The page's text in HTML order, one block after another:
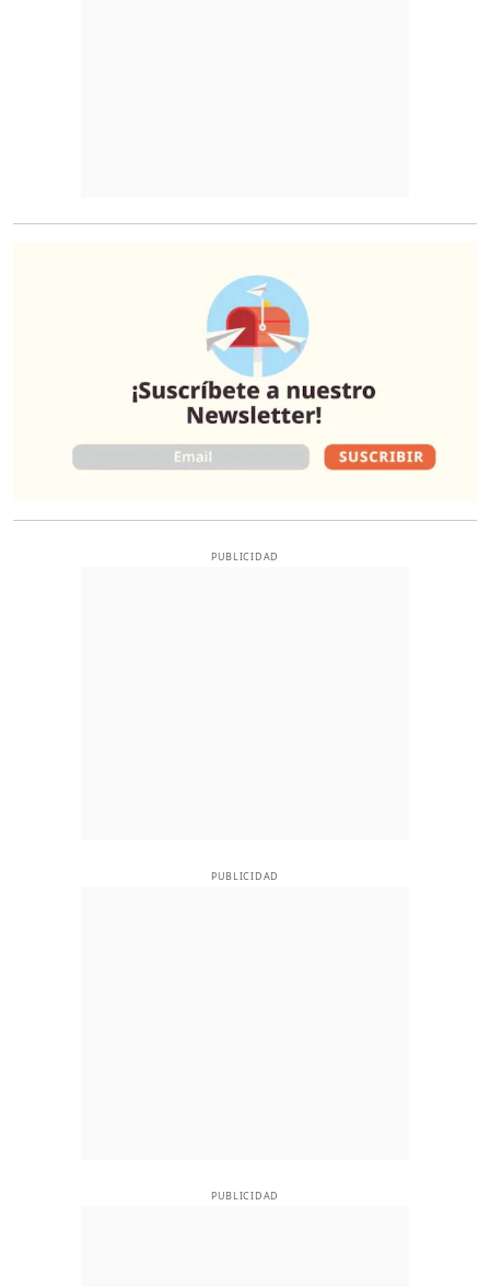
PUBLICIDAD
PUBLICIDAD
PUBLICIDAD